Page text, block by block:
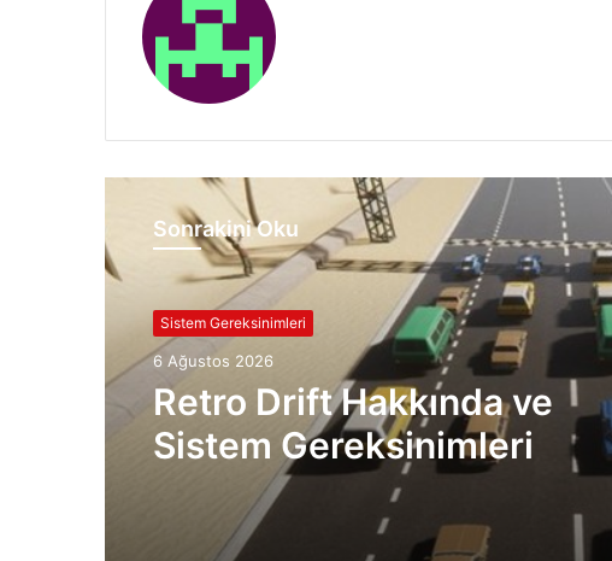
Sonrakini Oku
Sistem Gereksinimleri
6 Ağustos 2026
Retro Drift Hakkında ve
Sistem Gereksinimleri